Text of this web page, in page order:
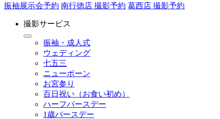
振袖展示会予約 南行徳店 撮影予約 葛西店 撮影予約
撮影サービス
振袖・成人式
ウェディング
七五三
ニューボーン
お宮参り
百日祝い（お食い初め）
ハーフバースデー
1歳バースデー